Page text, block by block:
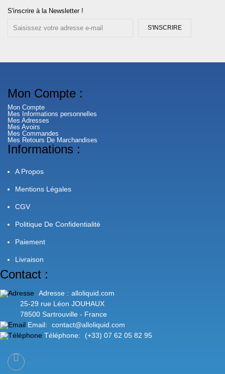
S'inscrire à la Newsletter !
S'INSCRIRE
Mon Compte :
Mon Compte
Mes Informations personnelles
Mes Adresses
Mes Avoirs
Mes Commandes
Mes Retours De Marchandises
Informations :
A Propos
Mentions Légales
CGV
Politique De Confidentialité
Paiement
Livraison
Contact :
Adresse : alloliquid.com
25-29 rue Léon JOUHAUX
78500 Sartrouville - France
Email:
contact@alloliquid.com
Téléphone:
(+33) 07 62 05 82 95